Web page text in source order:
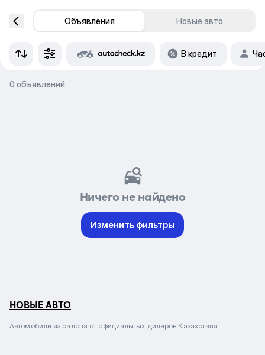
Объявления Новые авто
В кредит
0 объявлений
Ничего не найдено
Изменить фильтры
НОВЫЕ АВТО
Автомобили из салона от официальных дилеров Казахстана.